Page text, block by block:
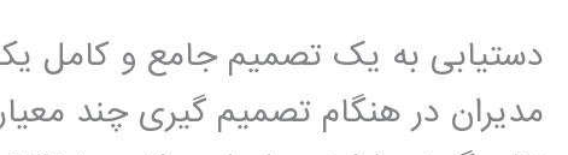
دستیابی به یک تصمیم جامع و کامل
مدیران در هنگام تصمیم گیری چند